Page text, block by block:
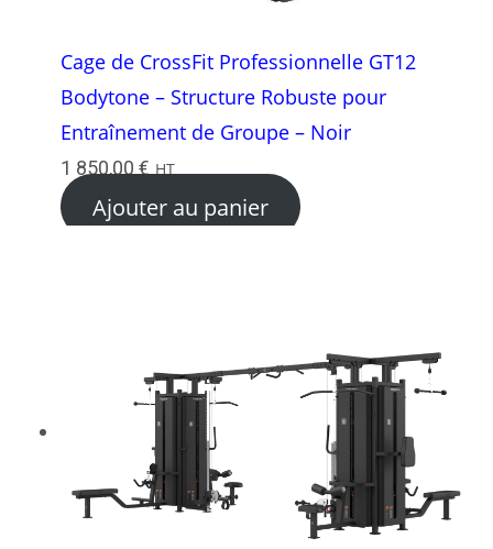
Cage de CrossFit Professionnelle GT12
Bodytone – Structure Robuste pour
Entraînement de Groupe – Noir
1 850,00 € HT
Ajouter au panier